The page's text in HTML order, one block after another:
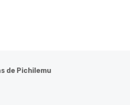
de Pichilemu